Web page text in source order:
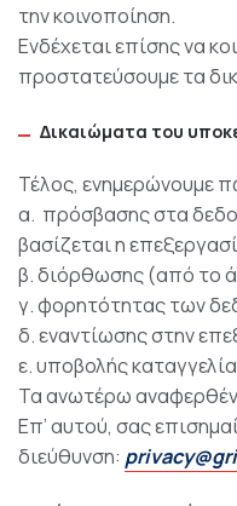
την κοινοποίηση.
Ενδέχεται επίσης να
προστατεύσουμε τα
Δικαιώματα του
Τέλος, ενημερώνουμε
α. πρόσβασης στα
βασίζεται η
β. διόρθωσης (από το
γ. φορητότητας των
δ. εναντίωσης στην
ε. υποβολής
Τα ανωτέρω
Επ’ αυτού, σας
διεύθυνση: